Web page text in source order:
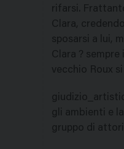
rifarsi.
Clara,
sposarsi a lui,
Clara ?
vecchio Roux
gli ambienti e
gruppo di